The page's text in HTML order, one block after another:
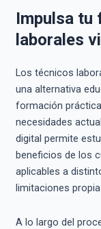
Impulsa tu
laborales
Los técnicos
una alternativa
formación
necesidades
digital permite
beneficios de los
aplicables a
limitaciones
A lo largo del